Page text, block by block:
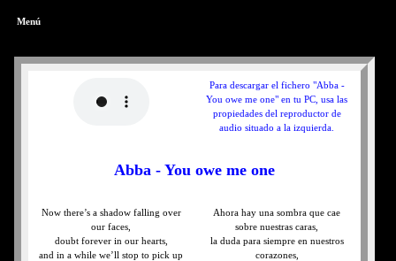
Menú
Para descargar el fichero "Abba -
You owe me one" en tu PC, usa las
propiedades del reproductor de
audio situado a la izquierda.
Abba - You owe me one
Now there’s a shadow falling over
our faces,
doubt forever in our hearts,
and in a while we’ll stop to pick up
Ahora hay una sombra que cae
sobre nuestras caras,
la duda para siempre en nuestros
corazones,